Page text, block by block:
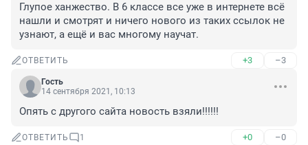
Глупое ханжество. В 6 классе все уже в интернете всё
нашли и смотрят и ничего нового из таких ссылок не
узнают, а ещё и вас многому научат.
ОТВЕТИТЬ +3 –3
Гость
14 сентября 2021, 10:13
Опять с другого сайта новость взяли!!!!!!
ОТВЕТИТЬ 1 +0 –0